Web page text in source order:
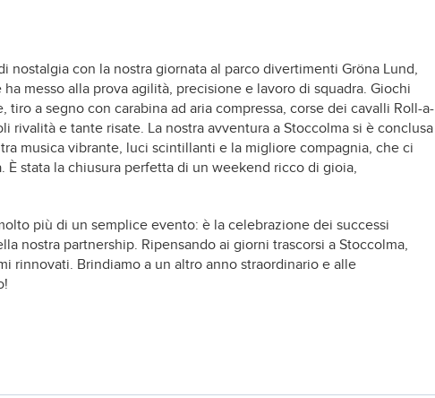
nostalgia con la nostra giornata al parco divertimenti Gröna Lund,
messo alla prova agilità, precisione e lavoro di squadra. Giochi
tiro a segno con carabina ad aria compressa, corse dei cavalli Roll-a-
rivalità e tante risate. La nostra avventura a Stoccolma si è conclusa
musica vibrante, luci scintillanti e la migliore compagnia, che ci
stata la chiusura perfetta di un weekend ricco di gioia,
più di un semplice evento: è la celebrazione dei successi
nostra partnership. Ripensando ai giorni trascorsi a Stoccolma,
rinnovati. Brindiamo a un altro anno straordinario e alle